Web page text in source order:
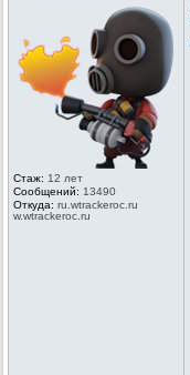
Стаж: 12 лет
Сообщений: 13490
Откуда: ru.wtrackeroc.ru
w.wtrackeroc .ru